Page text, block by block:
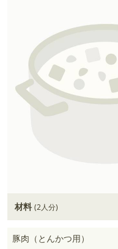
材料 (2人分)
豚肉（とんかつ用）